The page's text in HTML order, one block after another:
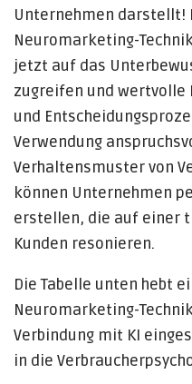
Unternehmen darstellt!
Neuromarketing-
jetzt auf das
zugreifen und wertvolle
und
Verwendung
Verhaltensmuster von
können Unternehmen
erstellen, die auf einer
Kunden resonieren.
Die Tabelle unten hebt
Neuromarketing-
Verbindung mit KI
in die